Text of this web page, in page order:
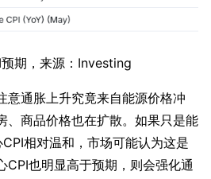
期，来源：Investing
意通胀上升究竟来自能源价格冲
、商品价格也在扩散。如果只是能
相对温和，市场可能认为这是
CPI也明显高于预期，则会强化通